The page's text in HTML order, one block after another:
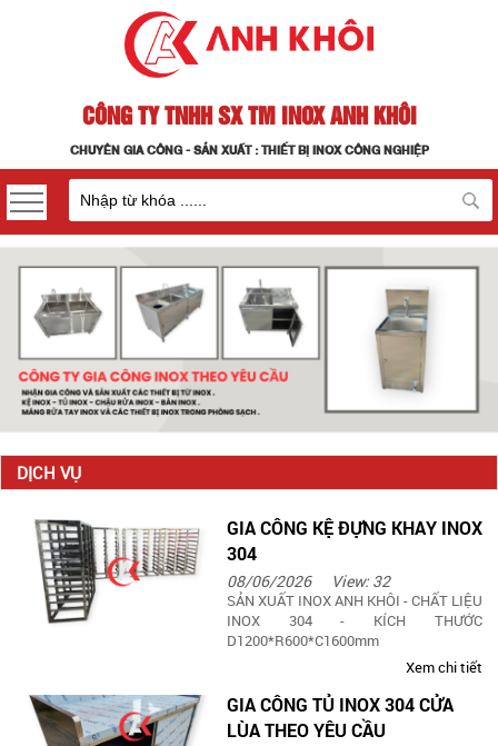
CÔNG TY TNHH SX TM INOX ANH KHÔI
CHUYÊN GIA CÔNG - SẢN XUẤT : THIẾT BỊ INOX CÔNG NGHIỆP
DỊCH VỤ
GIA CÔNG KỆ ĐỰNG KHAY INOX
304
08/06/2026 View: 32
SẢN XUẤT INOX ANH KHÔI - CHẤT LIỆU
INOX 304 - KÍCH THƯỚC
D1200*R600*C1600mm
Xem chi tiết
GIA CÔNG TỦ INOX 304 CỬA
LÙA THEO YÊU CẦU